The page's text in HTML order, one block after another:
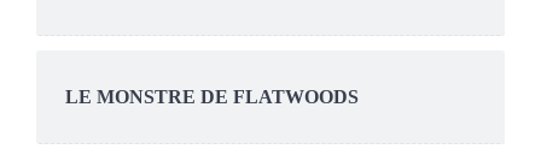
LE MONSTRE DE FLATWOODS